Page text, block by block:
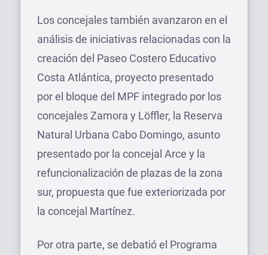
Los concejales también avanzaron en el
análisis de iniciativas relacionadas con la
creación del Paseo Costero Educativo
Costa Atlántica, proyecto presentado
por el bloque del MPF integrado por los
concejales Zamora y Löffler, la Reserva
Natural Urbana Cabo Domingo, asunto
presentado por la concejal Arce y la
refuncionalización de plazas de la zona
sur, propuesta que fue exteriorizada por
la concejal Martínez.
Por otra parte, se debatió el Programa